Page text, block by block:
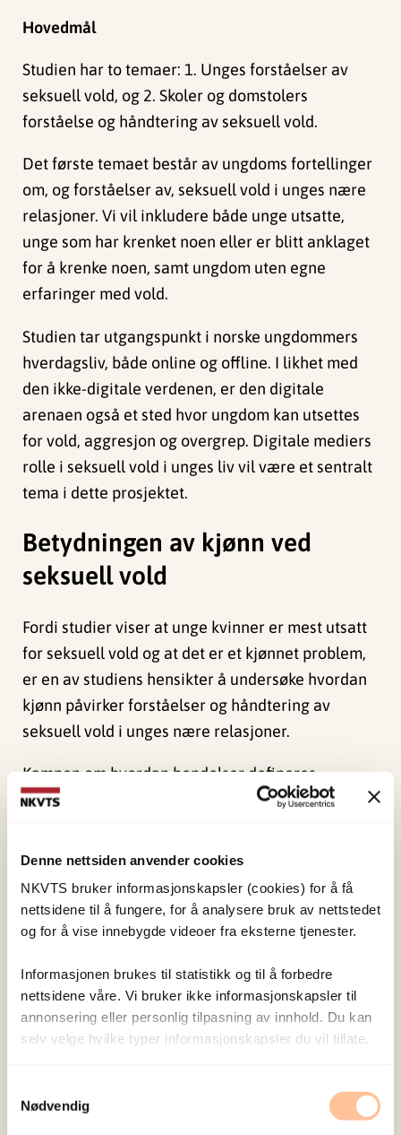
Denne nettsiden anvender cookies
NKVTS bruker informasjonskapsler (cookies) for å få
nettsidene til å fungere, for å analysere bruk av nettstedet
og for å vise innebygde videoer fra eksterne tjenester.
Informasjonen brukes til statistikk og til å forbedre
nettsidene våre. Vi bruker ikke informasjonskapsler til
annonsering eller personlig tilpasning av innhold. Du kan
selv velge hvilke typer informasjonskapsler du vil tillate.
Nødvendig
Hovedmål
Studien har to temaer: 1. Unges forståelser av
seksuell vold, og 2. Skoler og domstolers
forståelse og håndtering av seksuell vold.
Det første temaet består av ungdoms fortellinger
om, og forståelser av, seksuell vold i unges nære
relasjoner. Vi vil inkludere både unge utsatte,
unge som har krenket noen eller er blitt anklaget
for å krenke noen, samt ungdom uten egne
erfaringer med vold.
Studien tar utgangspunkt i norske ungdommers
hverdagsliv, både online og offline. I likhet med
den ikke-digitale verdenen, er den digitale
arenaen også et sted hvor ungdom kan utsettes
for vold, aggresjon og overgrep. Digitale mediers
rolle i seksuell vold i unges liv vil være et sentralt
tema i dette prosjektet.
Betydningen av kjønn ved
seksuell vold
Fordi studier viser at unge kvinner er mest utsatt
for seksuell vold og at det er et kjønnet problem,
er en av studiens hensikter å undersøke hvordan
kjønn påvirker forståelser og håndtering av
seksuell vold i unges nære relasjoner.
Kampen om hvordan hendelser defineres
utspilles i samspill med forestillinger om
noe føles som, og oppfattes av andre, som
definere situasjonen.
rettsvesen
Det andre temaet har som overordnet mål å
seksuell vold i ungdommers nære relasjoner.